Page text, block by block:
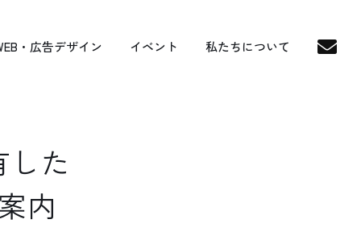
・広告デザイン イベント 私たちについて
た
内